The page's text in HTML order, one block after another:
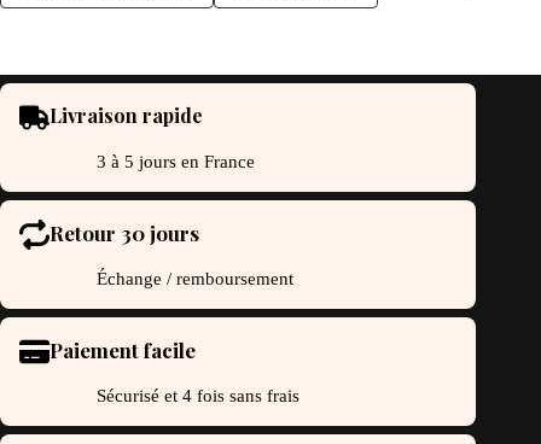
Livraison rapide
3 à 5 jours en France
Retour 30 jours
Échange / remboursement
Paiement facile
Sécurisé et 4 fois sans frais